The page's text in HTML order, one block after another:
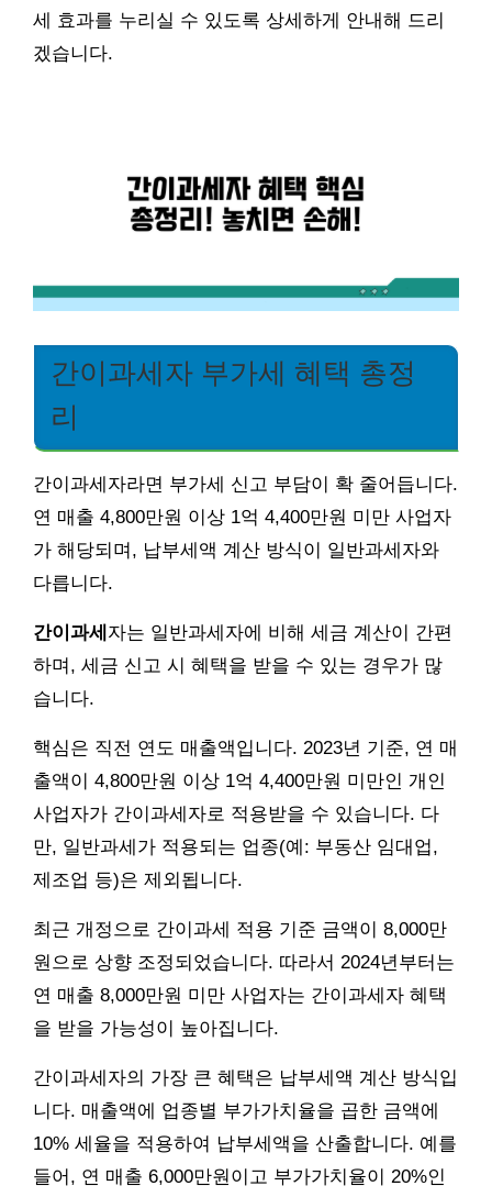
세 효과를 누리실 수 있도록 상세하게 안내해 드리
겠습니다.
간이과세자 부가세 혜택 총정
리
간이과세자라면 부가세 신고 부담이 확 줄어듭니다.
연 매출 4,800만원 이상 1억 4,400만원 미만 사업자
가 해당되며, 납부세액 계산 방식이 일반과세자와
다릅니다.
간이과세 자는 일반과세자에 비해 세금 계산이 간편
하며, 세금 신고 시 혜택을 받을 수 있는 경우가 많
습니다.
핵심은 직전 연도 매출액입니다. 2023년 기준, 연 매
출액이 4,800만원 이상 1억 4,400만원 미만인 개인
사업자가 간이과세자로 적용받을 수 있습니다. 다
만, 일반과세가 적용되는 업종(예: 부동산 임대업,
제조업 등)은 제외됩니다.
최근 개정으로 간이과세 적용 기준 금액이 8,000만
원으로 상향 조정되었습니다. 따라서 2024년부터는
연 매출 8,000만원 미만 사업자는 간이과세자 혜택
을 받을 가능성이 높아집니다.
간이과세자의 가장 큰 혜택은 납부세액 계산 방식입
니다. 매출액에 업종별 부가가치율을 곱한 금액에
10% 세율을 적용하여 납부세액을 산출합니다. 예를
들어, 연 매출 6,000만원이고 부가가치율이 20%인